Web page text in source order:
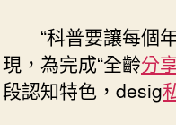
“科普要讓每個
現，為完成“全齡分
段認知特色，desig